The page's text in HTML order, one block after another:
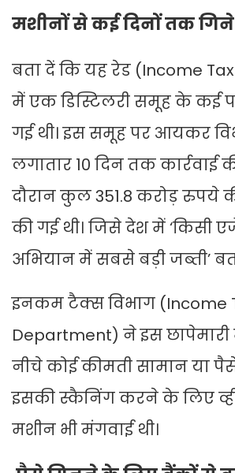
मशीनों से कई दिनों तक
बता दें कि यह रेड (Income
में एक डिस्टिलरी समूह के कई
गई थी। इस समूह पर आयकर
लगातार 10 दिन तक कार्रवाई
दौरान कुल 351.8 करोड़ रुपये
की गई थी। जिसे देश में ‘किसी
अभियान में सबसे बड़ी जब्ती’
इनकम टैक्स विभाग (Income
Department) ने इस
नीचे कोई कीमती सामान या
इसकी स्कैनिंग करने के लिए
मशीन भी मंगवाई थी।